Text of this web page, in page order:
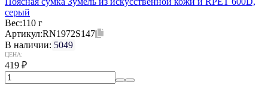
серый
Вес:110 г
Артикул:RN1972S147
В наличии: 5049
ЦЕНА:
419 ₽